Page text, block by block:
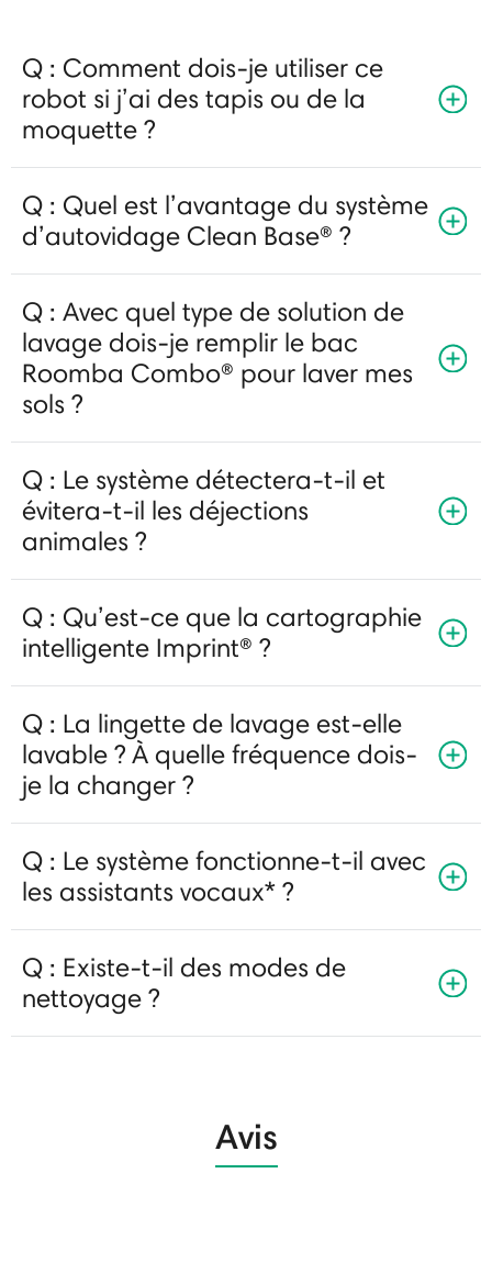
Q : Comment dois-je utiliser ce
robot si j’ai des tapis ou de la
moquette ?
Q : Quel est l’avantage du système
d’autovidage Clean Base® ?
Q : Avec quel type de solution de
lavage dois-je remplir le bac
Roomba Combo® pour laver mes
sols ?
Q : Le système détectera-t-il et
évitera-t-il les déjections
animales ?
Q : Qu’est-ce que la cartographie
intelligente Imprint® ?
Q : La lingette de lavage est-elle
lavable ? À quelle fréquence dois-
je la changer ?
Q : Le système fonctionne-t-il avec
les assistants vocaux* ?
Q : Existe-t-il des modes de
nettoyage ?
Avis